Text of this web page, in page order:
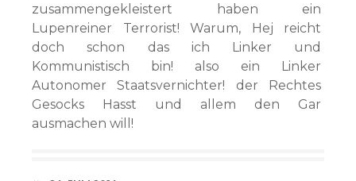
zusammengekleistert haben ein
Lupenreiner Terrorist! Warum, Hej reicht
doch schon das ich Linker und
Kommunistisch bin! also ein Linker
Autonomer Staatsvernichter! der Rechtes
Gesocks Hasst und allem den Gar
ausmachen will!